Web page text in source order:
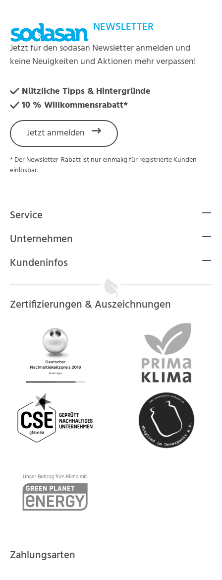
NEWSLETTER
Jetzt für den sodasan Newsletter anmelden und
keine Neuigkeiten und Aktionen mehr verpassen!
Nützliche Tipps & Hintergründe
10 % Willkommensrabatt*
Jetzt anmelden
* Der Newsletter-Rabatt ist nur einmalig für registrierte Kunden
einlösbar.
Service
Unternehmen
Kundeninfos
Zertifizierungen & Auszeichnungen
Zahlungsarten